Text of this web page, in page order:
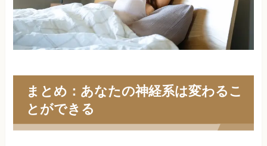
まとめ：あなたの神経系は変わるこ
とができる